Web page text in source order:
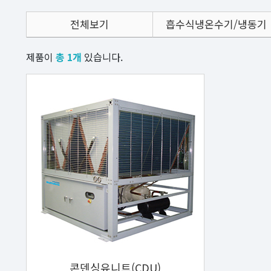
전체보기 흡수식냉온수기/냉동기
제품이 총 1개 있습니다.
콘덴싱유니트(CDU)